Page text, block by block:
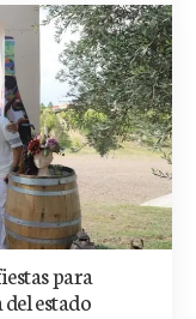
para
estado